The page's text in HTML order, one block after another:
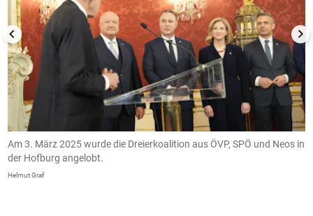
Am 3. März 2025 wurde die Dreierkoalition aus ÖVP, SPÖ und Neos in
der Hofburg angelobt.
Helmut Graf